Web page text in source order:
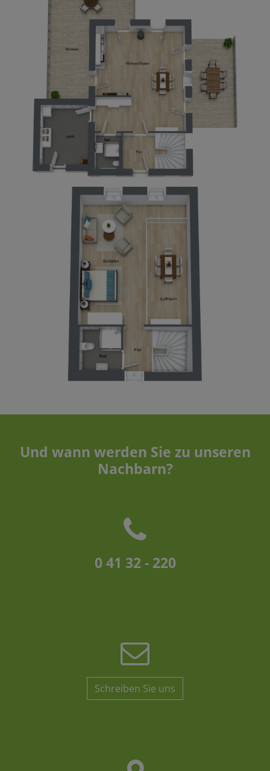
Und wann werden Sie zu unseren
Nachbarn?
0 41 32 - 220
Schreiben Sie uns